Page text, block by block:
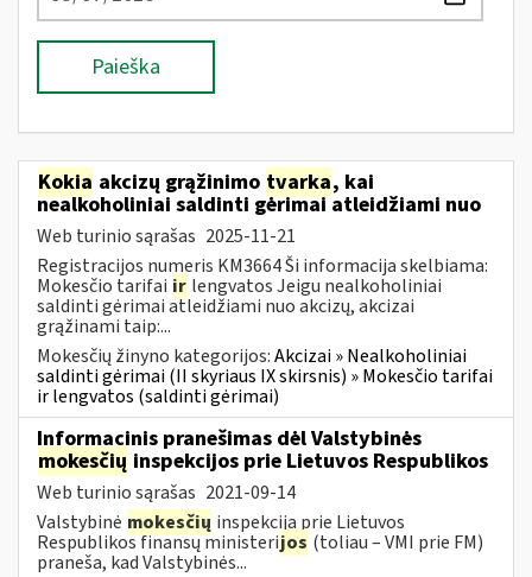
Paieška
Kokia akcizų grąžinimo tvarka, kai
nealkoholiniai saldinti gėrimai atleidžiami nuo
Web turinio sąrašas 2025-11-21
Registracijos numeris KM3664 Ši informacija skelbiama:
Mokesčio tarifai ir lengvatos Jeigu nealkoholiniai
saldinti gėrimai atleidžiami nuo akcizų, akcizai
grąžinami taip:...
Mokesčių žinyno kategorijos:Akcizai » Nealkoholiniai
saldinti gėrimai (II skyriaus IX skirsnis) » Mokesčio tarifai
ir lengvatos (saldinti gėrimai)
Informacinis pranešimas dėl Valstybinės
mokesčių inspekcijos prie Lietuvos Respublikos
Web turinio sąrašas 2021-09-14
Valstybinė mokesčių inspekcija prie Lietuvos
Respublikos finansų ministerijos (toliau – VMI prie FM)
praneša, kad Valstybinės...